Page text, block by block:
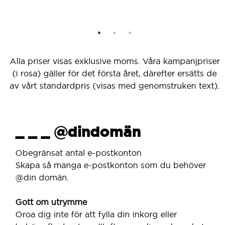
Alla priser visas exklusive moms. Våra kampanjpriser
(i rosa) gäller för det första året, därefter ersätts de
av vårt standardpris (visas med genomstruken text).
_ _ _ @dindomän
Obegränsat antal e-postkonton
Skapa så manga e-postkonton som du behöver
@din domän.
Gott om utrymme
Oroa dig inte för att fylla din inkorg eller